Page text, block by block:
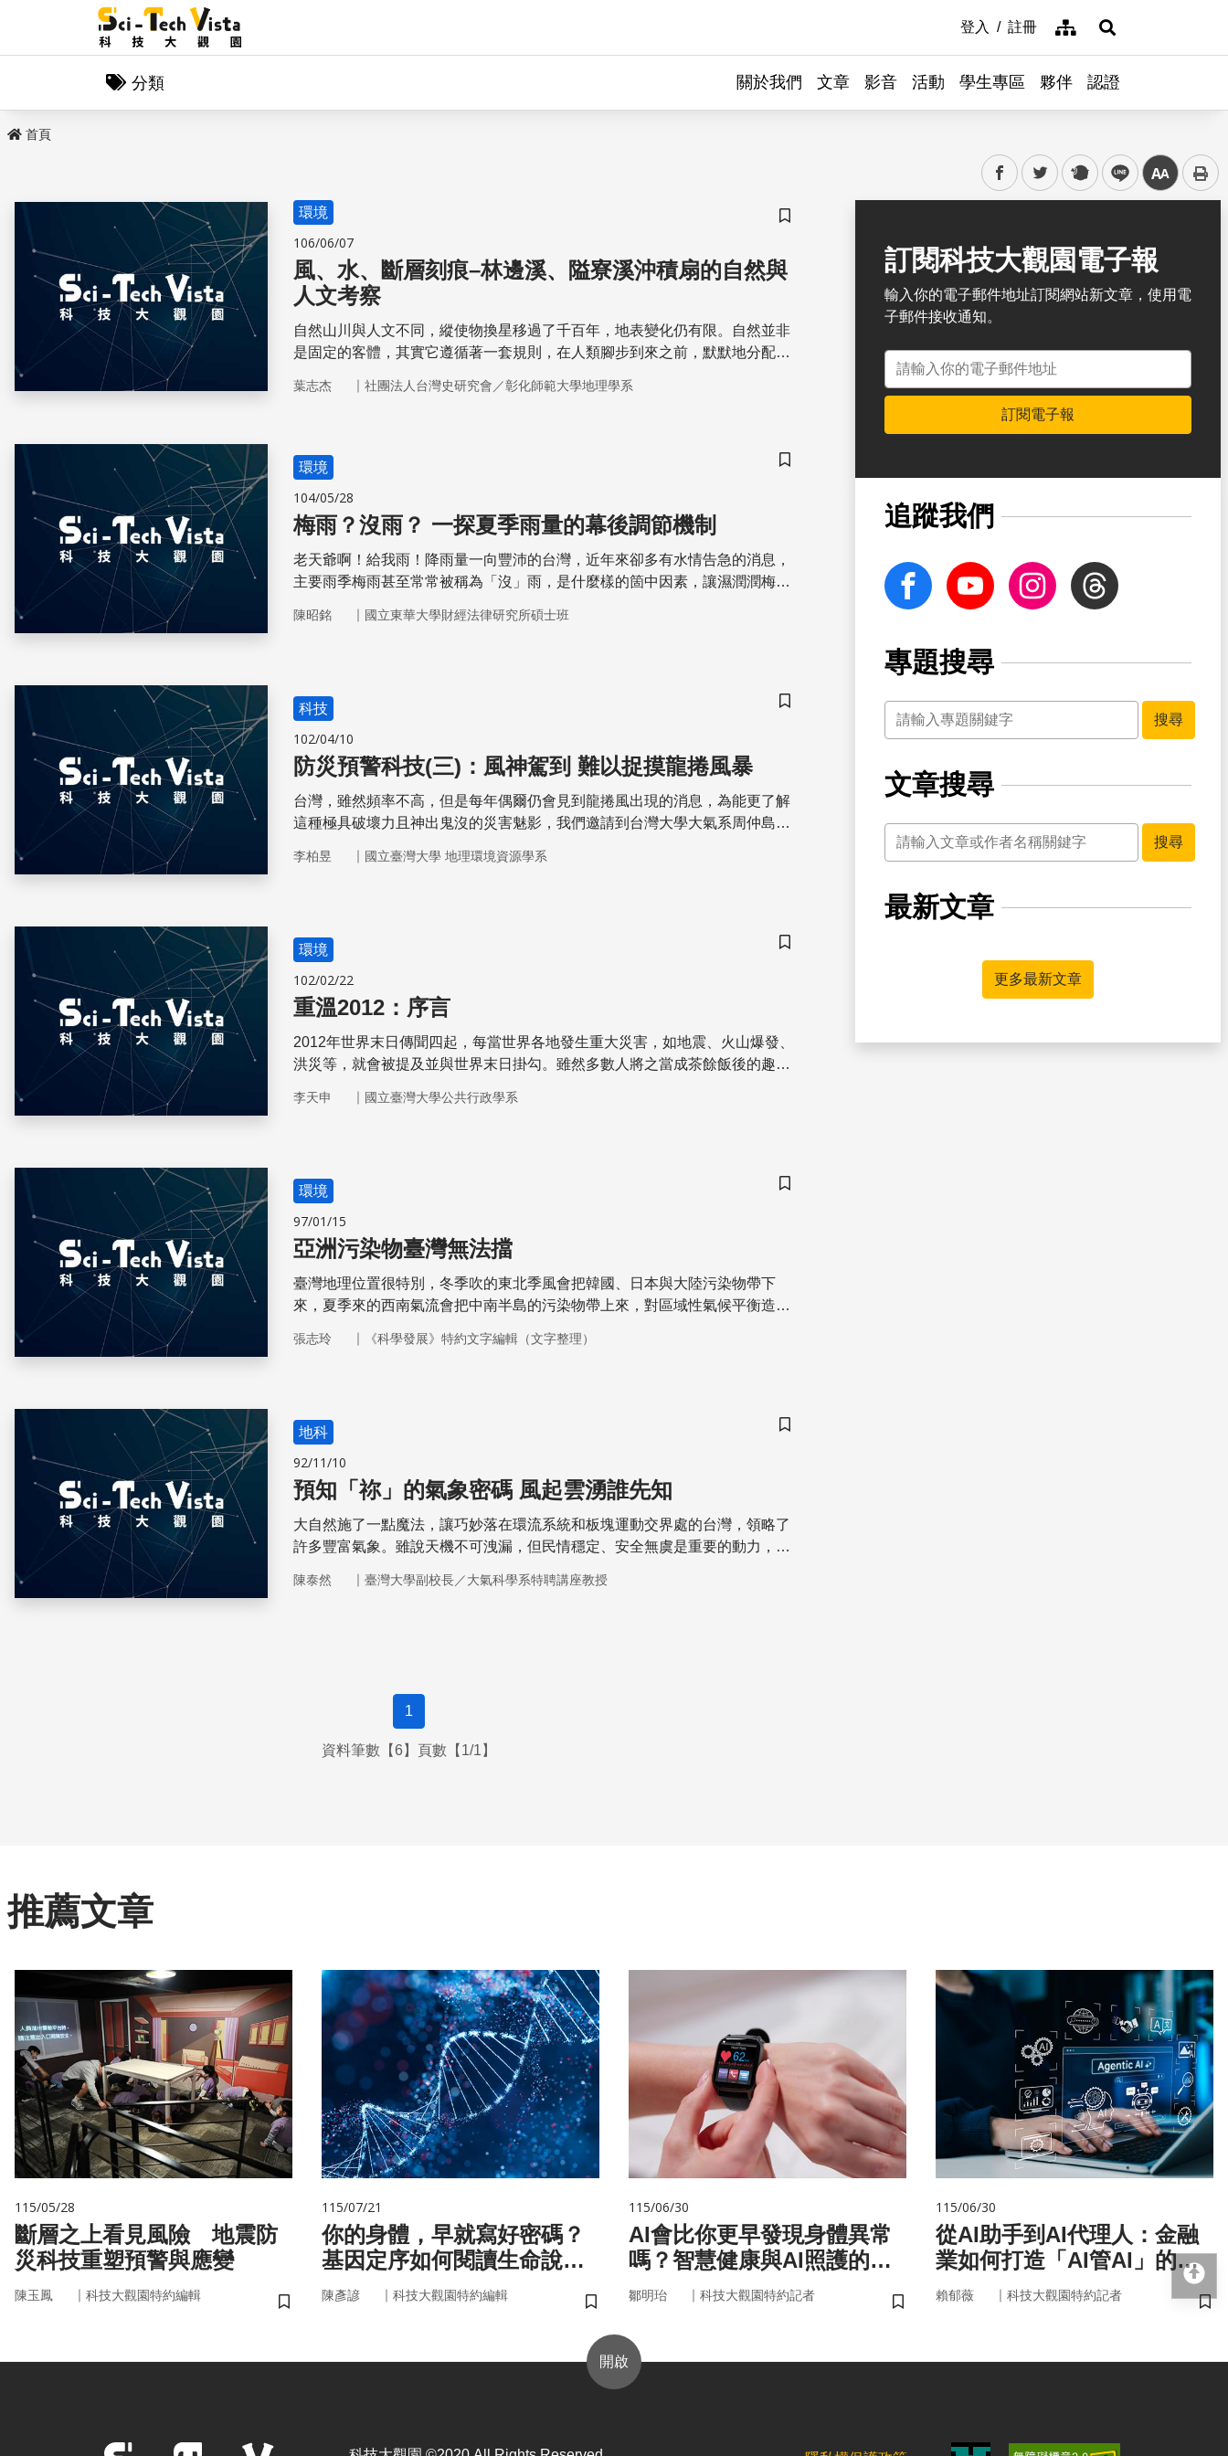
登入 註冊 網站導覽展開搜尋
分類 關於我們 文章 影音 活動 學生專區 夥伴 認證
首頁
facebooktwitter plurk line 中
儲存書籤
環境
106/06/07
風、水、斷層刻痕–林邊溪、隘寮溪沖積扇的自然與
人文考察
自然山川與人文不同，縱使物換星移過了千百年，地表變化仍有限。自然並非
是固定的客體，其實它遵循著一套規則，在人類腳步到來之前，默默地分配秩
葉志杰 ｜ 社團法人台灣史研究會／彰化師範大學地理學系
儲存書籤
環境
104/05/28
梅雨？沒雨？ 一探夏季雨量的幕後調節機制
老天爺啊！給我雨！降雨量一向豐沛的台灣，近年來卻多有水情告急的消息，
主要雨季梅雨甚至常常被稱為「沒」雨，是什麼樣的箇中因素，讓濕潤潤梅雨
陳昭銘 ｜ 國立東華大學財經法律研究所碩士班
儲存書籤
科技
102/04/10
防災預警科技(三)：風神駕到 難以捉摸龍捲風暴
台灣，雖然頻率不高，但是每年偶爾仍會見到龍捲風出現的消息，為能更了解
這種極具破壞力且神出鬼沒的災害魅影，我們邀請到台灣大學大氣系周仲島教
器─都卜勒雷達
李柏昱 ｜ 國立臺灣大學 地理環境資源學系
儲存書籤
環境
102/02/22
重溫2012：序言
2012年世界末日傳聞四起，每當世界各地發生重大災害，如地震、火山爆發、
洪災等，就會被提及並與世界末日掛勾。雖然多數人將之當成茶餘飯後的趣
這一年，全球各地發生過哪些重大的災害，令人們記憶猶新呢？
李天申 ｜ 國立臺灣大學公共行政學系
儲存書籤
環境
97/01/15
亞洲污染物臺灣無法擋
臺灣地理位置很特別，冬季吹的東北季風會把韓國、日本與大陸污染物帶下
來，夏季來的西南氣流會把中南半島的污染物帶上來，對區域性氣候平衡造成
張志玲 ｜ 《科學發展》特約文字編輯（文字整理）
儲存書籤
地科
92/11/10
預知「祢」的氣象密碼 風起雲湧誰先知
大自然施了一點魔法，讓巧妙落在環流系統和板塊運動交界處的台灣，領略了
許多豐富氣象。雖說天機不可洩漏，但民情穩定、安全無虞是重要的動力，越
在逐步研發的器材與技術裡，人類得以提升預測的精準度，但美國「破颱計
陳泰然 ｜ 臺灣大學副校長／大氣科學系特聘講座教授
1
資料筆數【6】頁數【1/1】
訂閱科技大觀園電子報
輸入你的電子郵件地址訂閱網站新文章，使用電
子郵件接收通知。
電子郵件地址
訂閱電子報
追蹤我們
facebook Youtube InstagramThreads
專題搜尋
關鍵字
搜尋
文章搜尋
關鍵字
搜尋
最新文章
更多最新文章
推薦文章
115/05/28
斷層之上看見風險 地震防
災科技重塑預警與應變
陳玉鳳 ｜ 科技大觀園特約編輯
儲存書籤
115/07/21
你的身體，早就寫好密碼？
基因定序如何閱讀生命說明
書
陳彥諺 ｜ 科技大觀園特約編輯
儲存書籤
115/06/30
AI會比你更早發現身體異常
嗎？智慧健康與AI照護的未
來
鄒明珆 ｜ 科技大觀園特約記者
儲存書籤
115/06/30
從AI助手到AI代理人：金融
業如何打造「AI管AI」的新
治理模式？
賴郁薇 ｜ 科技大觀園特約記者
儲
開啟
回